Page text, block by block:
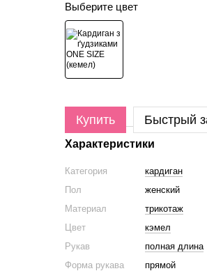
Выберите цвет
Купить Быстрый
Характеристики
Категория
кардиган
Пол
женский
Материал
трикотаж
Цвет
кэмел
Рукав
полная длина
Форма рукава
прямой